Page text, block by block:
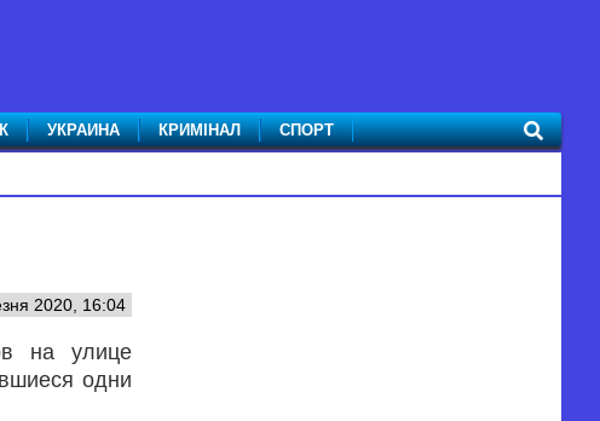
УКРАИНА КРИМІНАЛ СПОРТ
2020, 16:04
на улице
одни